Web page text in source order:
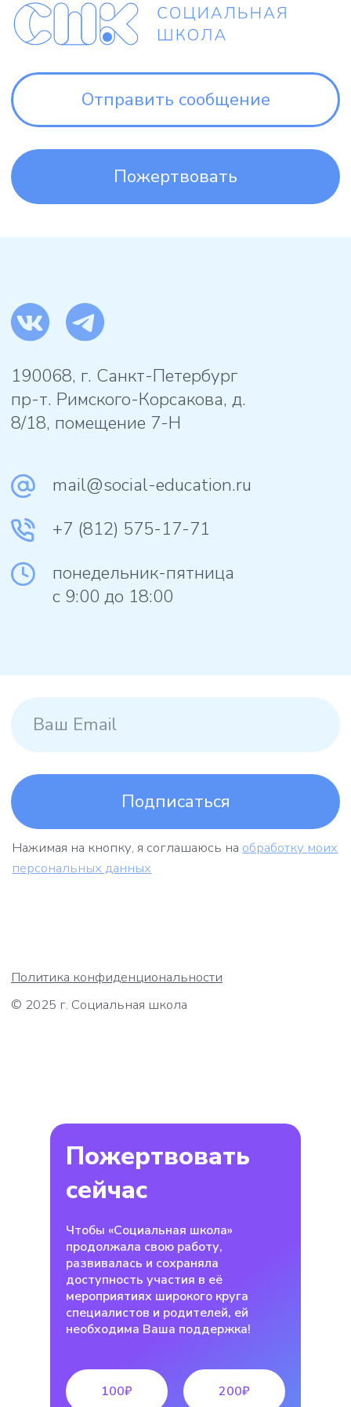
Пожертвовать
сейчас
Чтобы «Социальная школа»
продолжала свою работу,
развивалась и сохраняла
доступность участия в её
мероприятиях широкого круга
специалистов и родителей, ей
необходима Ваша поддержка!
100₽ 200₽